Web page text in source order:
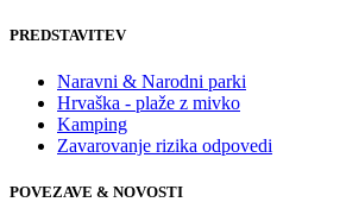
PREDSTAVITEV
Naravni & Narodni parki
Hrvaška - plaže z mivko
Kamping
Zavarovanje rizika odpovedi
POVEZAVE & NOVOSTI